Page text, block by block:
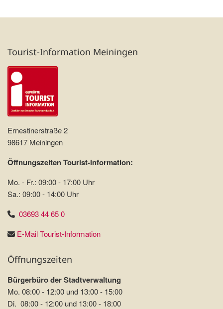
Tourist-Information Meiningen
Ernestinerstraße 2
98617 Meiningen
Öffnungszeiten Tourist-Information:
Mo. - Fr.: 09:00 - 17:00 Uhr
Sa.: 09:00 - 14:00 Uhr
03693 44 65 0
E-Mail Tourist-Information
Öffnungszeiten
Bürgerbüro der Stadtverwaltung
Mo. 08:00 - 12:00 und 13:00 - 15:00
Di. 08:00 - 12:00 und 13:00 - 18:00